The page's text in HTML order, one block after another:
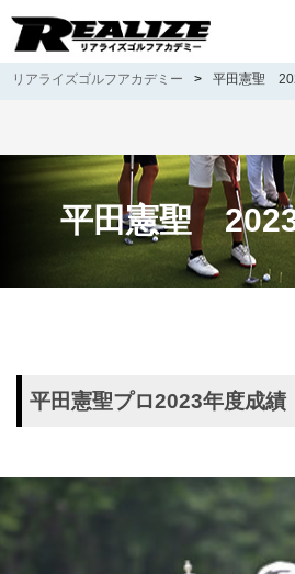
リアライズゴルフアカデミー > 平田憲聖
平田憲聖
平田憲聖プロ2023年度成績